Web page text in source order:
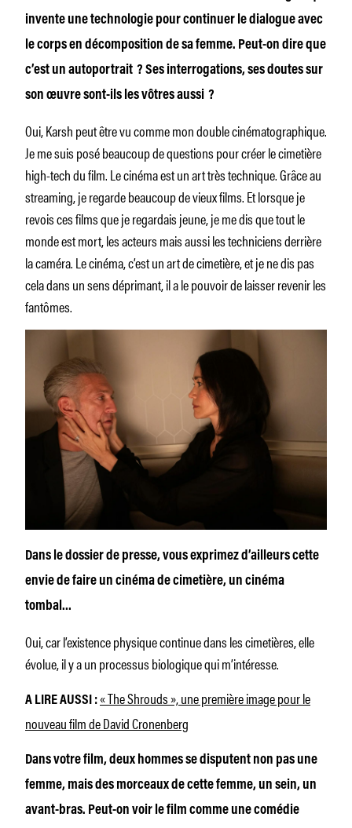
invente une technologie pour continuer le dialogue avec
le corps en décomposition de sa femme. Peut-on dire que
c’est un auto­portrait ? Ses interrogations, ses doutes sur
son œuvre sont-ils les vôtres aussi ?
Oui, Karsh peut être vu comme mon double cinématographique.
Je me suis posé beaucoup de questions pour créer le cimetière
high-tech du film. Le cinéma est un art très technique. Grâce au
streaming, je regarde beaucoup de vieux films. Et lorsque je
revois ces films que je regardais jeune, je me dis que tout le
monde est mort, les acteurs mais aussi les techniciens derrière
la caméra. Le cinéma, c’est un art de cimetière, et je ne dis pas
cela dans un sens déprimant, il a le pouvoir de laisser revenir les
fantômes.
Dans le dossier de presse, vous exprimez d’ailleurs cette
envie de faire un cinéma de cimetière, un cinéma
tombal…
Oui, car l’existence physique continue dans les cimetières, elle
évolue, il y a un processus biologique qui m’intéresse.
A LIRE AUSSI :« The Shrouds », une première image pour le
nouveau film de David Cronenberg
Dans votre film, deux hommes se disputent non pas une
femme, mais des morceaux de cette femme, un sein, un
avant-bras. Peut-on voir le film comme une comédie